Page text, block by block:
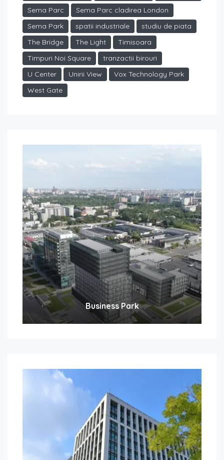
Sema Parc
Sema Parc cladirea London
Sema Park
spatii industriale
studiu de piata
The Bridge
The Light
Timisoara
Timpuri Noi Square
tranzactii birouri
U Center
Unirii View
Vox Technology Park
West Gate
Business Park